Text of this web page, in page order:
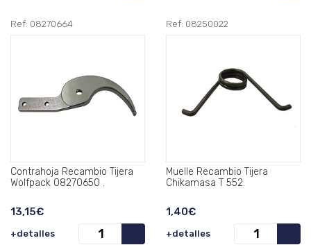
Ref: 08270664
Contrahoja Recambio Tijera
Wolfpack 08270650 .
13,15€
+detalles
Ref: 08250022
Muelle Recambio Tijera
Chikamasa T 552.
1,40€
+detalles